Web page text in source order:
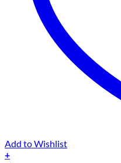
Add to Wishlist
+